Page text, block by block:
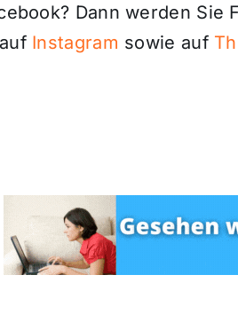
Dann werden Sie
Instagram sowie auf